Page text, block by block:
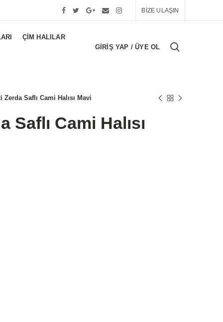
BİZE ULAŞIN
ÇIM HALILAR
GIRIŞ YAP / ÜYE OL
Zerda Saflı Cami Halısı Mavi
Saflı Cami Halısı